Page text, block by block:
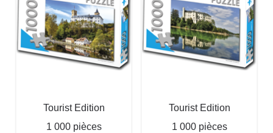
Tourist Edition
1 000 pièces
Tourist Edition
1 000 pièces